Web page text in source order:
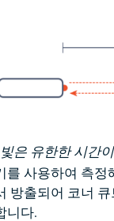
빛은 유한한 시간
를 사용하여 측
방출되어 코너
니다.